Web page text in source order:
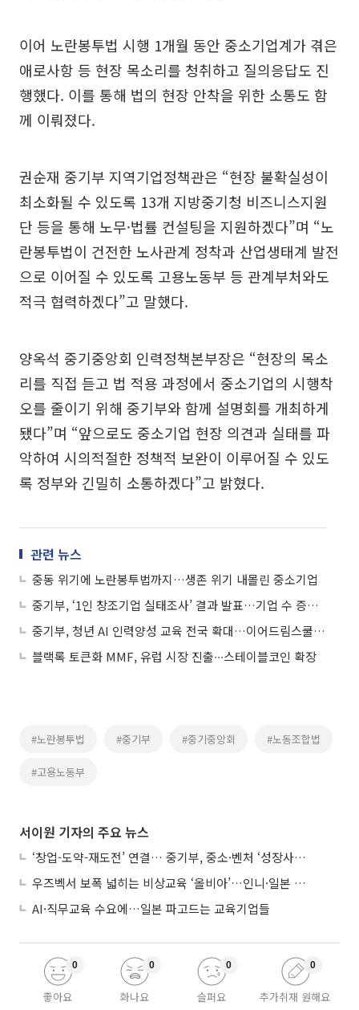
이어 노란봉투법 시행 1개월 동안 중소기업계가 겪은
애로사항 등 현장 목소리를 청취하고 질의응답도 진
행했다. 이를 통해 법의 현장 안착을 위한 소통도 함
께 이뤄졌다.
권순재 중기부 지역기업정책관은 “현장 불확실성이
최소화될 수 있도록 13개 지방중기청 비즈니스지원
단 등을 통해 노무·법률 컨설팅을 지원하겠다”며 “노
란봉투법이 건전한 노사관계 정착과 산업생태계 발전
으로 이어질 수 있도록 고용노동부 등 관계부처와도
적극 협력하겠다”고 말했다.
양옥석 중기중앙회 인력정책본부장은 “현장의 목소
리를 직접 듣고 법 적용 과정에서 중소기업의 시행착
오를 줄이기 위해 중기부와 함께 설명회를 개최하게
됐다”며 “앞으로도 중소기업 현장 의견과 실태를 파
악하여 시의적절한 정책적 보완이 이루어질 수 있도
록 정부와 긴밀히 소통하겠다”고 밝혔다.
관련 뉴스
중동 위기에 노란봉투법까지…생존 위기 내몰린 중소기업
중기부, ‘1인 창조기업 실태조사’ 결과 발표…기업 수 증가세
중기부, 청년 AI 인력양성 교육 전국 확대…이어드림스쿨 6기 모집
블랙록 토큰화 MMF, 유럽 시장 진출∙∙∙스테이블코인 확장
#노란봉투법 #중기부 #중기중앙회 #노동조합법
#고용노동부
서이원 기자의 주요 뉴스
‘창업-도약-재도전’ 연결… 중기부, 중소·벤처 ‘성장사다리’ 짓는다
우즈벡서 보폭 넓히는 비상교육 ‘올비아’…인니·일본 진출 타진
AI·직무교육 수요에…일본 파고드는 교육기업들
좋아요
0
화나요
0
슬퍼요
0
추가취재 원해요
0